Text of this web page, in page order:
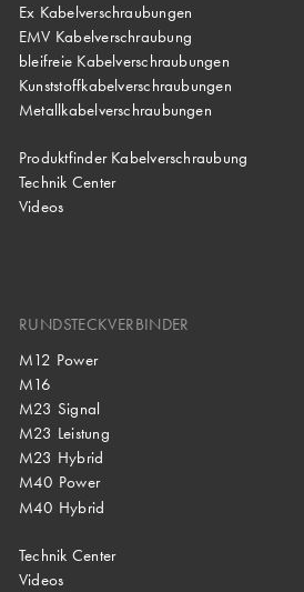
Ex Kabelverschraubungen
EMV Kabelverschraubung
bleifreie Kabelverschraubungen
Kunststoffkabelverschraubungen
Metallkabelverschraubungen
Produktfinder Kabelverschraubung
Technik Center
Videos
RUNDSTECKVERBINDER
M12 Power
M16
M23 Signal
M23 Leistung
M23 Hybrid
M40 Power
M40 Hybrid
Technik Center
Videos